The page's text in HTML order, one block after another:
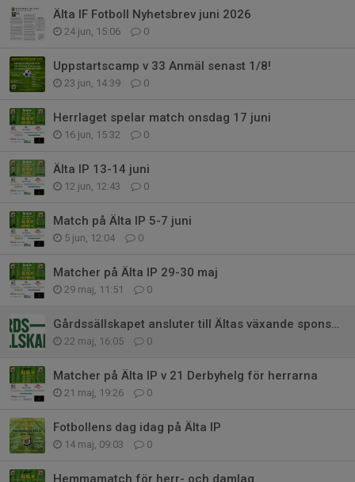
Älta IF Fotboll Nyhetsbrev juni 2026
24 jun, 15:06 0
Uppstartscamp v 33 Anmäl senast 1/8!
23 jun, 14:39 0
Herrlaget spelar match onsdag 17 juni
16 jun, 15:32 0
Älta IP 13-14 juni
12 jun, 12:43 0
Match på Älta IP 5-7 juni
5 jun, 12:04 0
Matcher på Älta IP 29-30 maj
29 maj, 11:51 0
Gårdssällskapet ansluter till Ältas växande sponsorfamilj!
22 maj, 16:05 0
Matcher på Älta IP v 21 Derbyhelg för herrarna
21 maj, 19:26 0
Fotbollens dag idag på Älta IP
14 maj, 09:03 0
Hemmamatch för herr- och damlag